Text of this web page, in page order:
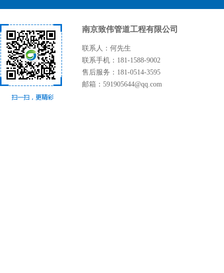
南京致伟管道工程有限公司
联系人：何先生
联系手机：181-1588-9002
售后服务：181-0514-3595
邮箱：591905644@qq.com